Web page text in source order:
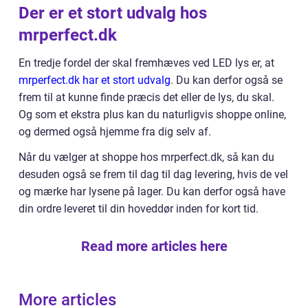
Der er et stort udvalg hos
mrperfect.dk
En tredje fordel der skal fremhæves ved LED lys er, at
mrperfect.dk har et stort udvalg. Du kan derfor også se
frem til at kunne finde præcis det eller de lys, du skal.
Og som et ekstra plus kan du naturligvis shoppe online,
og dermed også hjemme fra dig selv af.
Når du vælger at shoppe hos mrperfect.dk, så kan du
desuden også se frem til dag til dag levering, hvis de vel
og mærke har lysene på lager. Du kan derfor også have
din ordre leveret til din hoveddør inden for kort tid.
Read more articles here
More articles